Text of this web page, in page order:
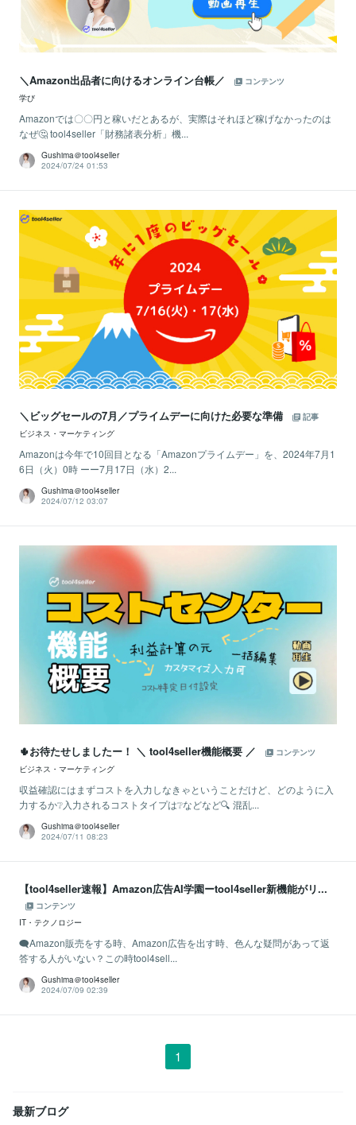
＼Amazon出品者に向けるオンライン台帳／
コンテンツ
学び
Amazonでは〇〇円と稼いだとあるが、実際はそれほど稼げなかったのは
なぜ🤔 tool4seller「財務諸表分析」機...
Gushima＠tool4seller
2024/07/24 01:53
＼ビッグセールの7月／プライムデーに向けた必要な準備
記事
ビジネス・マーケティング
Amazonは今年で10回目となる「Amazonプライムデー」を、2024年7月1
6日（火）0時 ーー7月17日（水）2...
Gushima＠tool4seller
2024/07/12 03:07
🌵お待たせしましたー！ ＼ tool4seller機能概要 ／
コンテンツ
ビジネス・マーケティング
収益確認にはまずコストを入力しなきゃということだけど、どのように入
力するか❔入力されるコストタイプは❔などなど🔍 混乱...
Gushima＠tool4seller
2024/07/11 08:23
【tool4seller速報】Amazon広告AI学園ーtool4seller新機能がリ...
コンテンツ
IT・テクノロジー
🗨️Amazon販売をする時、Amazon広告を出す時、色んな疑問があって返
答する人がいない？この時tool4sell...
Gushima＠tool4seller
2024/07/09 02:39
1
最新ブログ